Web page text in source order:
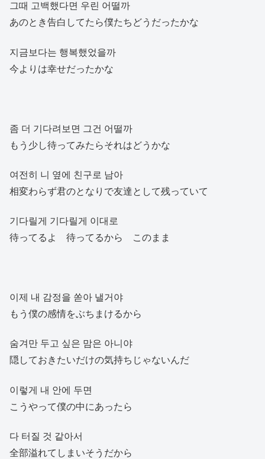
그때 고백했다면 우린 어떨까
あのとき告白してたら僕たちどうだったかな
지금보다는 행복했었을까
今よりは幸せだったかな
좀 더 기다려보면 그건 어떨까
もう少し待ってみたらそれはどうかな
여전히 니 옆에 친구로 남아
相変わらず君のとなりで友達として残っていて
기다릴게 기다릴게 이대로
待ってるよ 待ってるから このまま
이제 내 감정을 쏟아 낼거야
もう僕の感情をぶちまけるから
숨겨만 두고 싶은 맘은 아니야
隠しておきたいだけの気持ちじゃないんだ
이렇게 내 안에 두면
こうやって僕の中にあったら
다 터질 것 같아서
全部溢れてしまいそうだから